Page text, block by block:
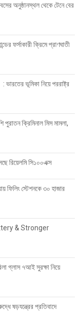
অনুষ্ঠানস্থল থেকে টেনে বের
ফর্সাকারী ক্রিমে প্রাণঘাতী
: ভারতের ভূমিকা নিয়ে পররাষ্ট্র
পুরাতন ক্রিমিনাল মিস মামলা,
রিয়েলমি সি১০০এক্স
ফিলিং স্টেশনকে ৩০ হাজার
& Stronger
গ্লাস ৭আই সুরক্ষা নিয়ে
ষড়যন্ত্রের প্রতিবাদে